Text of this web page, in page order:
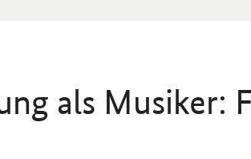
als Musiker: